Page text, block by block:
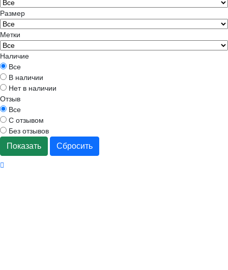
Размер
Метки
Наличие
Все
В наличии
Нет в наличии
Отзыв
Все
С отзывом
Без отзывов
Показать Сбросить